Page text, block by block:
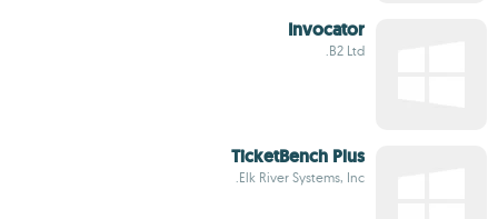
Invocator
B2 Ltd.
TicketBench Plus
Elk River Systems, Inc.